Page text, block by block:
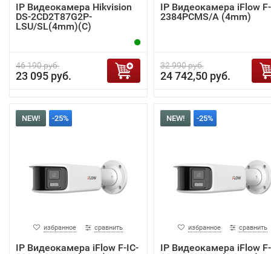
IP Видеокамера Hikvision
DS-2CD2T87G2P-
LSU/SL(4mm)(C)
46 190 руб.
23 095 руб.
IP Видеокамера iFlow
2384PCMS/A (4mm)
32 990 руб.
24 742,50 руб.
NEW! -25%
избранное сравнить
IP Видеокамера iFlow F-IC-
NEW! -25%
избранное сравнить
IP Видеокамера iFlow